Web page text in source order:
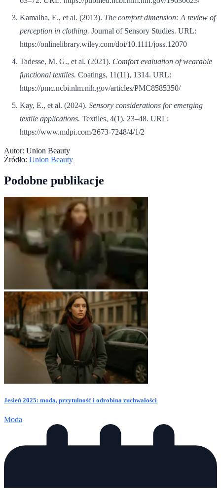
Kamalha, E., et al. (2013). The comfort dimension: A review of
perception in clothing. Journal of Sensory Studies. URL:
https://onlinelibrary.wiley.com/doi/10.1111/joss.12070
Tadesse, M. G., et al. (2021). Comfort evaluation of wearable
functional textiles. Coatings, 11(11), 1314. URL:
https://pmc.ncbi.nlm.nih.gov/articles/PMC8585350/
Kay, E., et al. (2024). Sensory considerations for emerging
textile applications. Textiles, 4(1), 23–48. URL:
https://www.mdpi.com/2673-7248/4/1/2
Autor: Union Beauty
Źródło: Union Beauty
Podobne publikacje
Jesień 2025: moda, przytulność i odrobina zuchwałości
Moda